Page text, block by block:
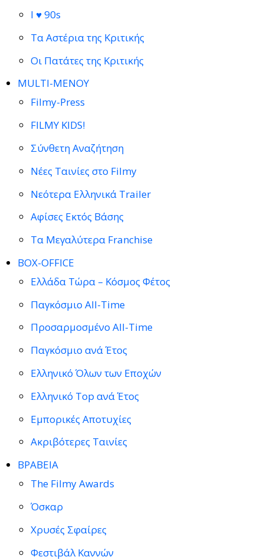
I ♥ 90s
Τα Αστέρια της Κριτικής
Οι Πατάτες της Κριτικής
MULTI-ΜΕΝΟΥ
Filmy-Press
FILMY KIDS!
Σύνθετη Αναζήτηση
Νέες Ταινίες στο Filmy
Νεότερα Ελληνικά Trailer
Αφίσες Εκτός Βάσης
Τα Μεγαλύτερα Franchise
BOX-OFFICE
Ελλάδα Τώρα – Κόσμος Φέτος
Παγκόσμιο All-Time
Προσαρμοσμένο All-Time
Παγκόσμιο ανά Έτος
Ελληνικό Όλων των Εποχών
Ελληνικό Top ανά Έτος
Εμπορικές Αποτυχίες
Ακριβότερες Ταινίες
ΒΡΑΒΕΙΑ
The Filmy Awards
Όσκαρ
Χρυσές Σφαίρες
Φεστιβάλ Καννών